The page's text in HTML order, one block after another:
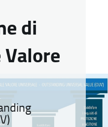
di
Valore